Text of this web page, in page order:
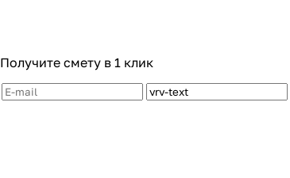
Получите смету в 1 клик